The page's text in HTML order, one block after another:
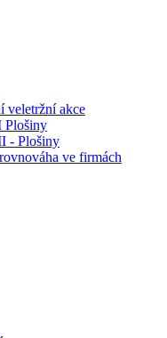
veletržní akce
Plošiny
- Plošiny
ve firmách